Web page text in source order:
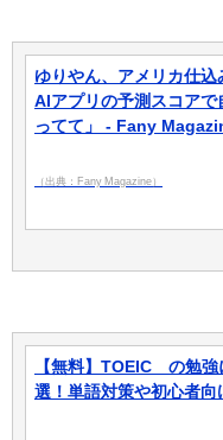
ゆりやん、アメリカ仕
AIアプリの予測スコア
ってて」 - Fany
（出典：Fany Magazine）
【無料】TOEIC®の勉
選！単語対策や初心者